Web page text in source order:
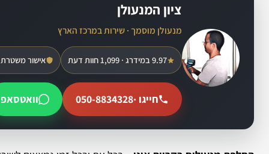
ציון המנעולן
מנעולן מוסמך · שירות במרכז הארץ
9.97 במידרג · 1,099 חוות דעת אישור
חייגו ·050-8834328 וואטסאפ